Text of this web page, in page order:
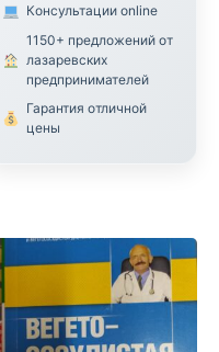
Консультации online
1150+ предложений от
лазаревских
предпринимателей
Гарантия отличной
цены